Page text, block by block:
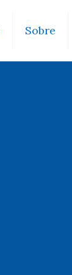
Sobre